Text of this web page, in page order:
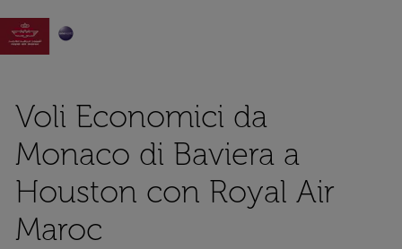

Voli Economici da
Monaco di Baviera a
Houston con Royal Air
Maroc